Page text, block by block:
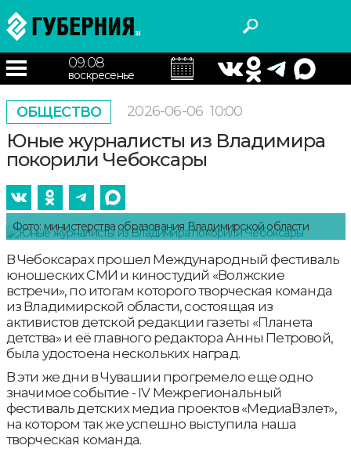
09.08
воскресенье
ОБЩЕСТВО 2026-06-06 10:00
Юные журналисты из Владимира
покорили Чебоксары
Фото: министерства образования Владимирской области
В Чебоксарах прошел Международный фестиваль
юношеских СМИ и киностудий «Волжские
встречи», по итогам которого творческая команда
из Владимирской области, состоящая из
активистов детской редакции газеты «Планета
детства» и её главного редактора Анны Петровой,
была удостоена нескольких наград.
В эти же дни в Чувашии прогремело еще одно
значимое событие - IV Межрегиональный
фестиваль детских медиа проектов «МедиаВзлет»,
на котором так же успешно выступила наша
творческая команда.